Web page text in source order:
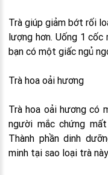
Trà giúp giảm bớt rối
lượng hơn. Uống 1
bạn có một giấc ngủ
Trà hoa oải hương
Trà hoa oải hương có
người mắc chứng
Thành phần dinh
minh tại sao loại trà